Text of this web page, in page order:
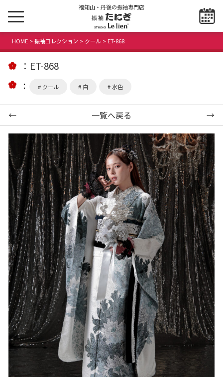
福知山・丹後の振袖専門店
HOME >振袖コレクション > クール > ET-868
ET-868
クール 白 水色
← 一覧へ戻る →